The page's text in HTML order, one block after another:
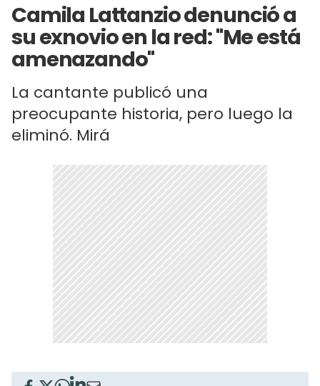
Camila Lattanzio denunció a
su exnovio en la red: "Me está
amenazando"
La cantante publicó una
preocupante historia, pero luego la
eliminó. Mirá